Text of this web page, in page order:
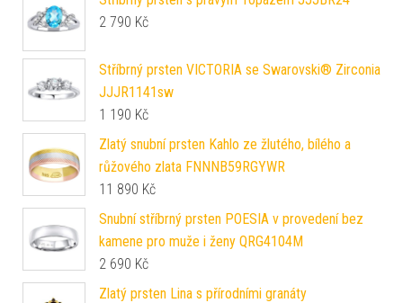
2 790 Kč
Stříbrný prsten VICTORIA se Swarovski® Zirconia
JJJR1141sw
1 190 Kč
Zlatý snubní prsten Kahlo ze žlutého, bílého a
růžového zlata FNNNB59RGYWR
11 890 Kč
Snubní stříbrný prsten POESIA v provedení bez
kamene pro muže i ženy QRG4104M
2 690 Kč
Zlatý prsten Lina s přírodními granáty